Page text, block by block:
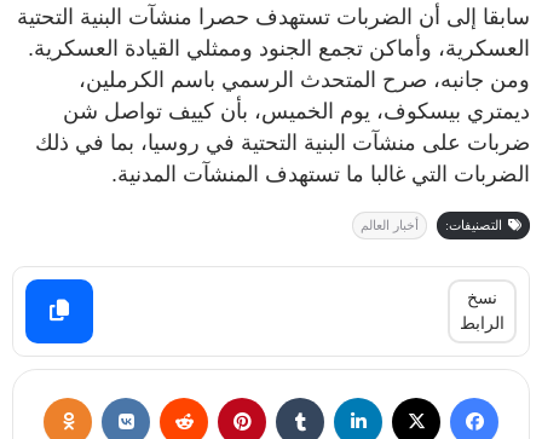
سابقا إلى أن الضربات تستهدف حصرا منشآت البنية التحتية
العسكرية، وأماكن تجمع الجنود وممثلي القيادة العسكرية.
ومن جانبه، صرح المتحدث الرسمي باسم الكرملين،
ديمتري بيسكوف، يوم الخميس، بأن كييف تواصل شن
ضربات على منشآت البنية التحتية في روسيا، بما في ذلك
الضربات التي غالبا ما تستهدف المنشآت المدنية.
التصنيفات: أخبار العالم
نسخ
الرابط